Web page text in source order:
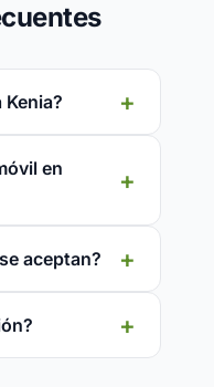
en
aceptan?